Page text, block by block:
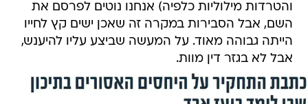
והטרדות מילוליות כלפיה) אנחנו נוטים לפרסם את
השם, אבל הסבירות במקרה זה שאכן ישים קץ לחייו
הייתה גבוהה מאוד. על המעשה שביצע עליו להיענש,
אבל לא בגזר דין מוות.